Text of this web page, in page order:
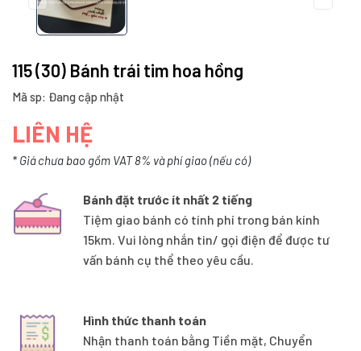
115 (30) Bánh trái tim hoa hồng
Mã sp: Đang cập nhật
LIÊN HỆ
* Giá chưa bao gồm VAT 8% và phí giao (nếu có)
Bánh đặt trước ít nhất 2 tiếng
Tiệm giao bánh có tính phí trong bán kính
15km. Vui lòng nhắn tin/ gọi điện để được tư
vấn bánh cụ thể theo yêu cầu.
Hình thức thanh toán
Nhận thanh toán bằng Tiền mặt, Chuyển